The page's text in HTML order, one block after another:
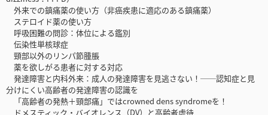
外来での鎮痛薬の使い方（非癌疾患に適応のある鎮痛薬）
ステロイド薬の使い方
呼吸困難の問診：体位による鑑別
伝染性単核球症
頸部以外のリンパ節腫脹
薬を欲しがる患者に対する対応
発達障害と内科外来：成人の発達障害を見逃さない！──認知症と見
分けにくい高齢者の発達障害の認識を
「高齢者の発熱＋頸部痛」ではcrowned dens syndromeを！
ドメスティック・バイオレンス（DV）と高齢者虐待